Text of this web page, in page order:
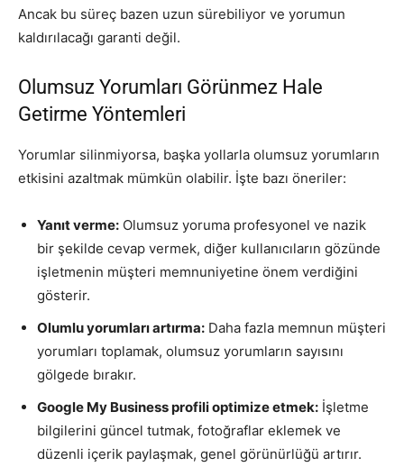
Ancak bu süreç bazen uzun sürebiliyor ve yorumun
kaldırılacağı garanti değil.
Olumsuz Yorumları Görünmez Hale
Getirme Yöntemleri
Yorumlar silinmiyorsa, başka yollarla olumsuz yorumların
etkisini azaltmak mümkün olabilir. İşte bazı öneriler:
Yanıt verme: Olumsuz yoruma profesyonel ve nazik
bir şekilde cevap vermek, diğer kullanıcıların gözünde
işletmenin müşteri memnuniyetine önem verdiğini
gösterir.
Olumlu yorumları artırma: Daha fazla memnun müşteri
yorumları toplamak, olumsuz yorumların sayısını
gölgede bırakır.
Google My Business profili optimize etmek: İşletme
bilgilerini güncel tutmak, fotoğraflar eklemek ve
düzenli içerik paylaşmak, genel görünürlüğü artırır.